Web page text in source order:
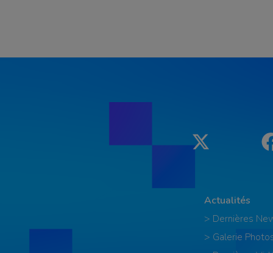
Twitter
Actualités
> Dernières
> Galerie